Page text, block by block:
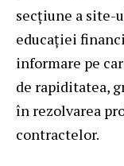
secțiune a site-
educației
informare pe
de rapiditatea,
în rezolvarea
contractelor.